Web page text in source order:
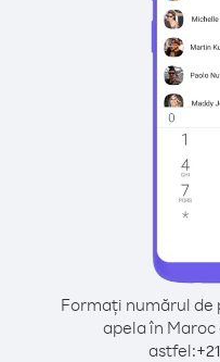
Formați numărul de
apela în
astfel:+